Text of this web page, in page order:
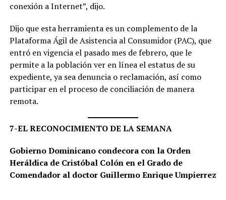
conexión a Internet”, dijo.
Dijo que esta herramienta es un complemento de la
Plataforma Ágil de Asistencia al Consumidor (PAC), que
entró en vigencia el pasado mes de febrero, que le
permite a la población ver en línea el estatus de su
expediente, ya sea denuncia o reclamación, así como
participar en el proceso de conciliación de manera
remota.
7-EL RECONOCIMIENTO DE LA SEMANA
Gobierno Dominicano condecora con la Orden
Heráldica de Cristóbal Colón en el Grado de
Comendador al doctor Guillermo Enrique Umpierrez